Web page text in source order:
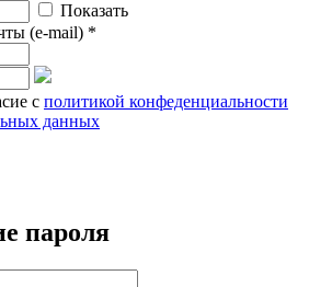
Показать
(e-mail) *
с политикой конфеденциальности
данных
пароля